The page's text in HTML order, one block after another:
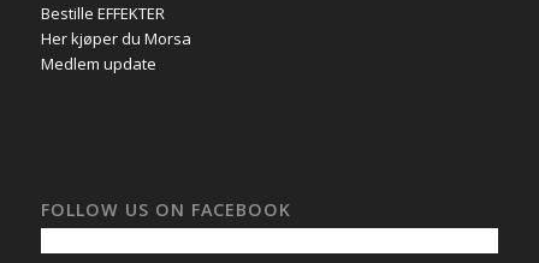
Bestille EFFEKTER
Her kjøper du Morsa
Medlem update
FOLLOW US ON FACEBOOK